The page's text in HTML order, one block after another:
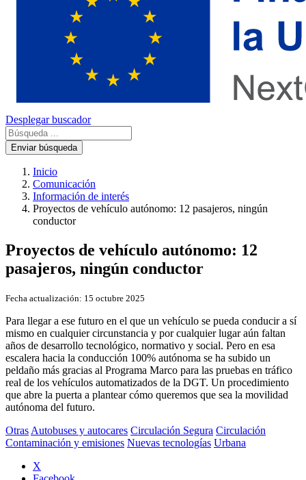
Desplegar buscador
Enviar búsqueda
Inicio
Comunicación
Información de interés
Proyectos de vehículo autónomo: 12 pasajeros, ningún
conductor
Proyectos de vehículo autónomo: 12
pasajeros, ningún conductor
Fecha actualización: 15 octubre 2025
Para llegar a ese futuro en el que un vehículo se pueda conducir a sí
mismo en cualquier circunstancia y por cualquier lugar aún faltan
años de desarrollo tecnológico, normativo y social. Pero en esa
escalera hacia la conducción 100% autónoma se ha subido un
peldaño más gracias al Programa Marco para las pruebas en tráfico
real de los vehículos automatizados de la DGT. Un procedimiento
que abre la puerta a plantear cómo queremos que sea la movilidad
autónoma del futuro.
Otras Autobuses y autocares Circulación Segura Circulación
Contaminación y emisiones Nuevas tecnologías Urbana
X